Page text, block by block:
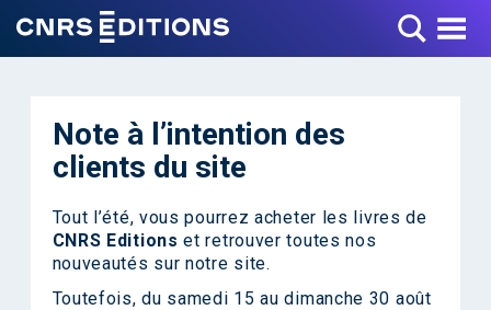
Toggle Menu
Note à l’intention des
clients du site
Tout l’été, vous pourrez acheter les livres de
CNRS Editions et retrouver toutes nos
nouveautés sur notre site.
Toutefois, du samedi 15 au dimanche 30 août